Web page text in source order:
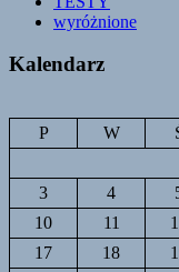
wyróżnione
Kalendarz
P
W
3
4
10
11
17
18